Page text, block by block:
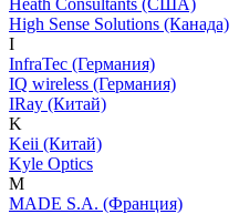
Heath Consultants (США)
High Sense Solutions (Канада)
I
InfraTec (Германия)
IQ wireless (Германия)
IRay (Китай)
K
Keii (Китай)
Kyle Optics
M
MADE S.A. (Франция)